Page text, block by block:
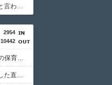
行為を拒否されて別れた彼女から「結婚して」と言われ受け入れた。だがこの女、ヤバい女。
2954
10442
10数年前、結婚する直前に別れた元彼女と子供の保育園で再会した。このモヤモヤ感はなんだ……..？
【悲報】夫さん、立ち合い出産で我が子の誕生した直後に 「先生！DNA検査お願いします！」と言ってしまうwwwwwwwww..